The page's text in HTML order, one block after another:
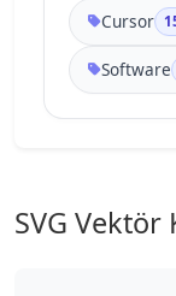
Cursor
Software
SVG Vektör